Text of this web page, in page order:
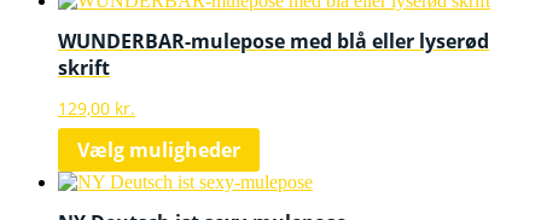
WUNDERBAR-mulepose med blå eller lyserød
skrift
129,00 kr.
Vælg muligheder
Dette
har